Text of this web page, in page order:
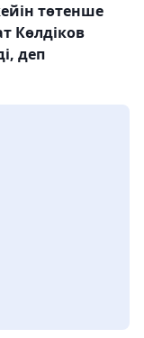
төтенше
Көлдіков
деп